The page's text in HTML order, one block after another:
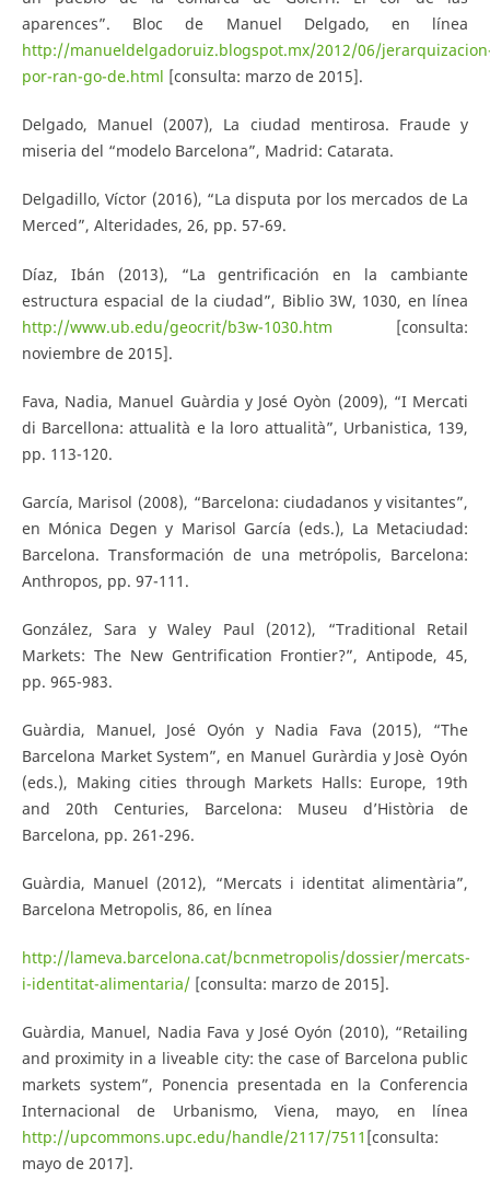
aparences”. Bloc de Manuel Delgado, en línea
http://manueldelgadoruiz.blogspot.mx/2012/06/
por-ran-go-de.html [consulta: marzo de 2015].
Delgado, Manuel (2007), La ciudad mentirosa. Fraude y
miseria del “modelo Barcelona”, Madrid: Catarata.
Delgadillo, Víctor (2016), “La disputa por los mercados de La
Merced”, Alteridades, 26, pp. 57-69.
Díaz, Ibán (2013), “La gentrificación en la cambiante
estructura espacial de la ciudad”, Biblio 3W, 1030, en línea
http://www.ub.edu/geocrit/b3w-1030.htm [consulta:
noviembre de 2015].
Fava, Nadia, Manuel Guàrdia y José Oyòn (2009), “I Mercati
di Barcellona: attualità e la loro attualità”, Urbanistica, 139,
pp. 113-120.
García, Marisol (2008), “Barcelona: ciudadanos y visitantes”,
en Mónica Degen y Marisol García (eds.), La Metaciudad:
Barcelona. Transformación de una metrópolis, Barcelona:
Anthropos, pp. 97-111.
González, Sara y Waley Paul (2012), “Traditional Retail
Markets: The New Gentrification Frontier?”, Antipode, 45,
pp. 965-983.
Guàrdia, Manuel, José Oyón y Nadia Fava (2015), “The
Barcelona Market System”, en Manuel Guràrdia y Josè Oyón
(eds.), Making cities through Markets Halls: Europe, 19th
and 20th Centuries, Barcelona: Museu d’Història de
Barcelona, pp. 261-296.
Guàrdia, Manuel (2012), “Mercats i identitat alimentària”,
Barcelona Metropolis, 86, en línea
http://lameva.barcelona.cat/bcnmetropolis/dossier/mercats-
i-identitat-alimentaria/[consulta: marzo de 2015].
Guàrdia, Manuel, Nadia Fava y José Oyón (2010), “Retailing
and proximity in a liveable city: the case of Barcelona public
markets system”, Ponencia presentada en la Conferencia
Internacional de Urbanismo, Viena, mayo, en línea
http://upcommons.upc.edu/handle/2117/7511 [consulta:
mayo de 2017].